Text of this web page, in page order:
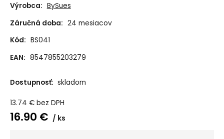
výšivkou Mušelín
- KORUNKA NEW
Mušelínová
SMOTANOVÁ
Mušelínová
STARORUŽOVÁ
Výrobca: BySues
Záručná doba: 24 mesiacov
Kód: BS041
EAN: 8547855203279
Dostupnosť: skladom
13.74 € bez DPH
16.90 € ks